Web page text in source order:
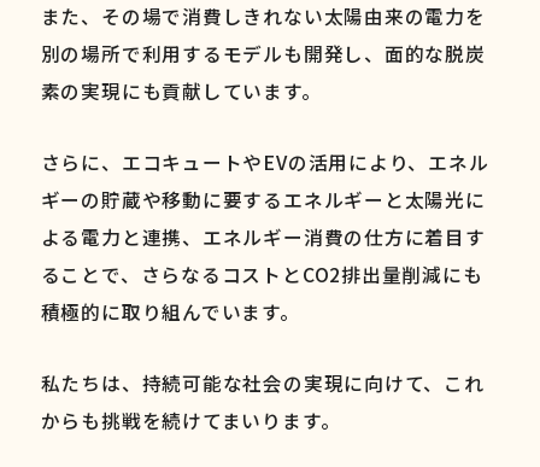
また、その場で消費しきれない太陽由来の電力を
別の場所で利用するモデルも開発し、面的な脱炭
素の実現にも貢献しています。
さらに、エコキュートやEVの活用により、エネル
ギーの貯蔵や移動に要するエネルギーと太陽光に
よる電力と連携、エネルギー消費の仕方に着目す
ることで、さらなるコストとCO2排出量削減にも
積極的に取り組んでいます。
私たちは、持続可能な社会の実現に向けて、これ
からも挑戦を続けてまいります。